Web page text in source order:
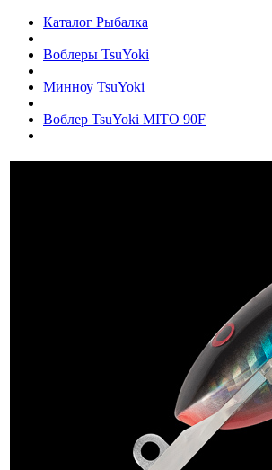
Каталог Рыбалка
Воблеры TsuYoki
Минноу TsuYoki
Воблер TsuYoki MITO 90F